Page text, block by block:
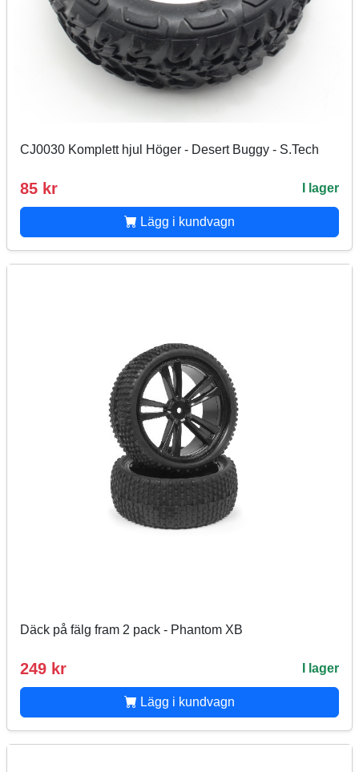
CJ0030 Komplett hjul Höger - Desert Buggy - S.Tech
85 kr I lager
Lägg i kundvagn
Däck på fälg fram 2 pack - Phantom XB
249 kr I lager
Lägg i kundvagn